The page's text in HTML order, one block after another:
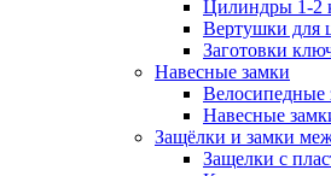
Цилиндры 1-2
Вертушки для
Заготовки
Навесные замки
Велосипедные
Навесные
Защёлки и замки
Защелки с